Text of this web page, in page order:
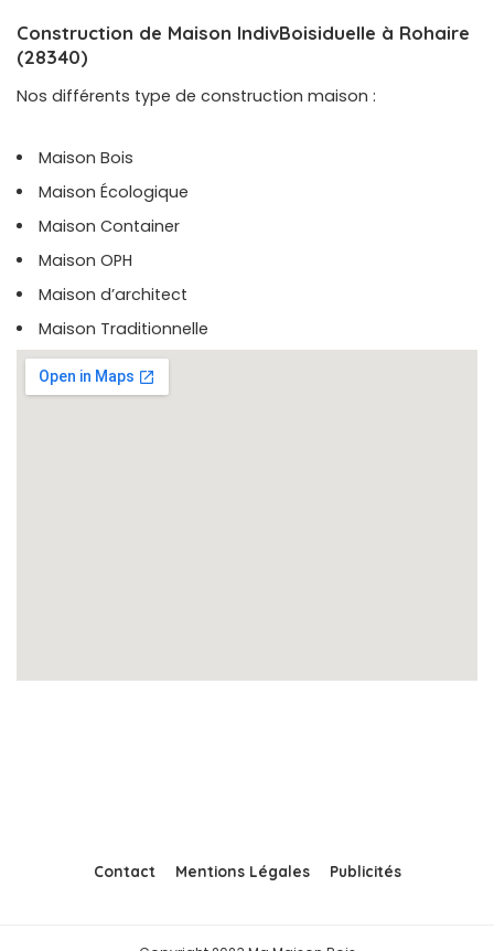
Construction de Maison IndivBoisiduelle à Rohaire
(28340)
Nos différents type de construction maison :
Maison Bois
Maison Écologique
Maison Container
Maison OPH
Maison d’architect
Maison Traditionnelle
Contact Mentions Légales Publicités